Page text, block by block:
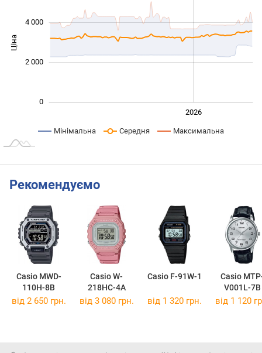
Ціна
0
2 000
4 000
2026
Мінімальна Середня Максимальна
Рекомендуємо
Casio MWD-
110H-8B
Casio W-
218HC-4A
Casio F-91W-1
Casio
V001L-7B
від 2 650 грн. від 3 080 грн. від 1 320 грн. від 1 120